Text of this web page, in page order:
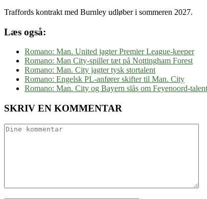
Traffords kontrakt med Burnley udløber i sommeren 2027.
Læs også:
Romano: Man. United jagter Premier League-keeper
Romano: Man City-spiller tæt på Nottingham Forest
Romano: Man. City jagter tysk stortalent
Romano: Engelsk PL-anfører skifter til Man. City
Romano: Man. City og Bayern slås om Feyenoord-talent
SKRIV EN KOMMENTAR